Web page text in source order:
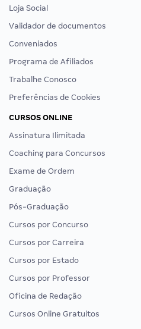
Loja Social
Validador de documentos
Conveniados
Programa de Afiliados
Trabalhe Conosco
Preferências de Cookies
CURSOS ONLINE
Assinatura Ilimitada
Coaching para Concursos
Exame de Ordem
Graduação
Pós-Graduação
Cursos por Concurso
Cursos por Carreira
Cursos por Estado
Cursos por Professor
Oficina de Redação
Cursos Online Gratuitos